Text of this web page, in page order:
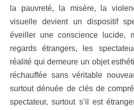
la pauvreté, la misère, la
visuelle devient un dispositif
éveiller une conscience lucide,
regards étrangers, les
réalité qui demeure un objet
réchauffée sans véritable
surtout dénuée de clés de
spectateur, surtout s’il est